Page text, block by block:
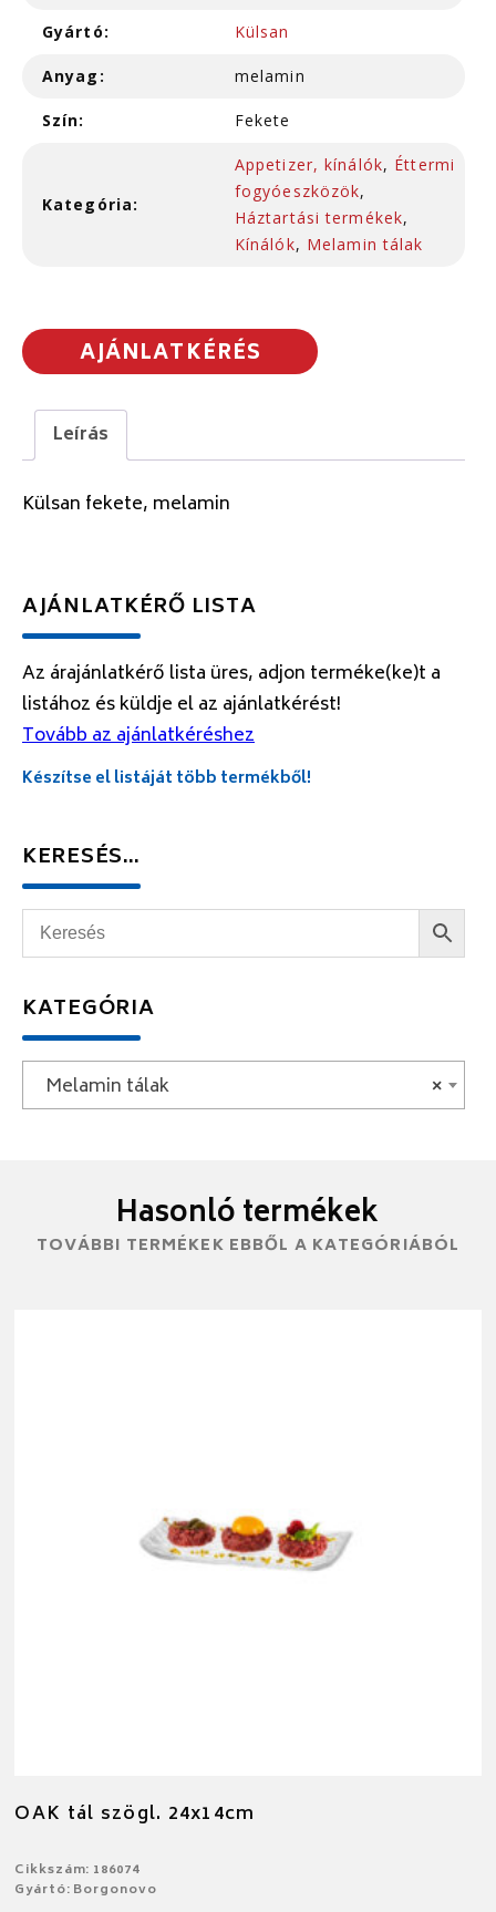
Gyártó: Külsan
Anyag: melamin
Szín: Fekete
Kategória:
Appetizer, kínálók, Éttermi
fogyóeszközök,
Háztartási termékek,
Kínálók, Melamin tálak
AJÁNLATKÉRÉS
Leírás
Külsan fekete, melamin
AJÁNLATKÉRŐ LISTA
Az árajánlatkérő lista üres, adjon terméke(ke)t a
listához és küldje el az ajánlatkérést!
Tovább az ajánlatkéréshez
Készítse el listáját több termékből!
KERESÉS…
KATEGÓRIA
×
Melamin tálak
Hasonló termékek
TOVÁBBI TERMÉKEK EBBŐL A KATEGÓRIÁBÓL
OAK tál szögl. 24x14cm
Cikkszám: 186074
Gyártó: Borgonovo